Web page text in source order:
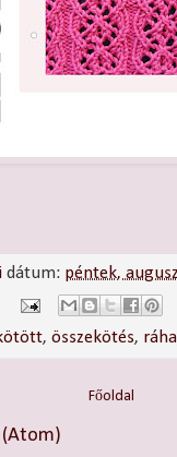
dátum: péntek,
,összekötés,
Főoldal
(Atom)